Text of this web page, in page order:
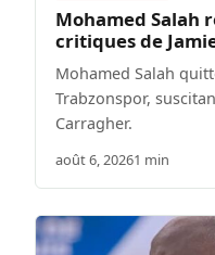
Mohamed Salah
critiques de
Mohamed Salah
Trabzonspor,
Carragher.
août 6, 20261 min